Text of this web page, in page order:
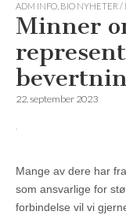
ADM INFO BIO NYHETER /
Minner
22. september 2023
Mange av dere har
som ansvarlige for
forbindelse vil vi